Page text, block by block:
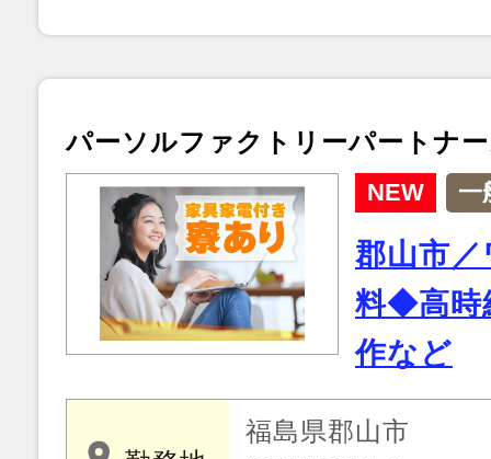
パーソルファクトリーパートナ
NEW 一
郡山市
料◆高時
作など
福島県郡山市